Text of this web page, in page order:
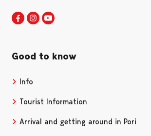
Visit Pori in Facebook
Opens in a new tab
Visit Pori in Instagram
Opens in a new tab
Good to know
Info
Tourist Information
Arrival and getting around in Pori